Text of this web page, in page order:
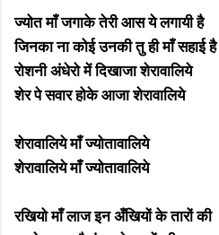
ज्योत माँ जगाके तेरी आस ये लगायी है
जिनका ना कोई उनकी तु ही माँ सहाई है
रोशनी अंधेरो में दिखाजा शेरावालिये
शेर पे सवार होके आजा शेरावालिये
शेरावालिये माँ ज्योतावालिये
शेरावालिये माँ ज्योतावालिये
रखियो माँ लाज इन अँखियों के तारों की